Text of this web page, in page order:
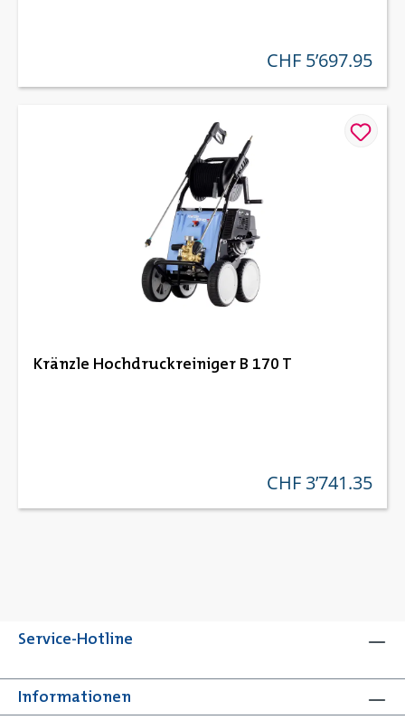
regulärer preis:
CHF 5’697.95
Kränzle Hochdruckreiniger B 170 T
regulärer preis:
CHF 3’741.35
Service-Hotline
Informationen